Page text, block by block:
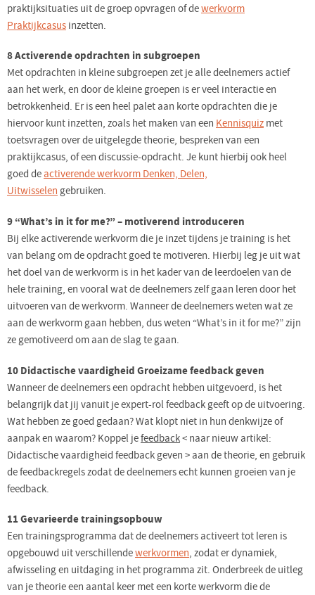
praktijksituaties uit de groep opvragen of dewerkvorm
Praktijkcasus inzetten.
8 Activerende opdrachten in subgroepen
Met opdrachten in kleine subgroepen zet je alle deelnemers actief
aan het werk, en door de kleine groepen is er veel interactie en
betrokkenheid. Er is een heel palet aan korte opdrachten die je
hiervoor kunt inzetten, zoals het maken van een Kennisquiz met
toetsvragen over de uitgelegde theorie, bespreken van een
praktijkcasus, of een discussie-opdracht. Je kunt hierbij ook heel
goed de activerende werkvorm Denken, Delen,
Uitwisselen gebruiken.
9 “What’s in it for me?” – motiverend introduceren
Bij elke activerende werkvorm die je inzet tijdens je training is het
van belang om de opdracht goed te motiveren. Hierbij leg je uit wat
het doel van de werkvorm is in het kader van de leerdoelen van de
hele training, en vooral wat de deelnemers zelf gaan leren door het
uitvoeren van de werkvorm. Wanneer de deelnemers weten wat ze
aan de werkvorm gaan hebben, dus weten “What’s in it for me?” zijn
ze gemotiveerd om aan de slag te gaan.
10 Didactische vaardigheid Groeizame feedback geven
Wanneer de deelnemers een opdracht hebben uitgevoerd, is het
belangrijk dat jij vanuit je expert-rol feedback geeft op de uitvoering.
Wat hebben ze goed gedaan? Wat klopt niet in hun denkwijze of
aanpak en waarom? Koppel jefeedback< naar nieuw artikel:
Didactische vaardigheid feedback geven > aan de theorie, en gebruik
de feedbackregels zodat de deelnemers echt kunnen groeien van je
feedback.
11 Gevarieerde trainingsopbouw
Een trainingsprogramma dat de deelnemers activeert tot leren is
opgebouwd uit verschillendewerkvormen, zodat er dynamiek,
afwisseling en uitdaging in het programma zit. Onderbreek de uitleg
van je theorie een aantal keer met een korte werkvorm die de